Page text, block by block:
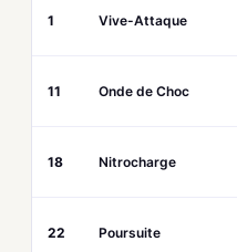
1 Vive-Attaque
11 Onde de Choc
18 Nitrocharge
22 Poursuite